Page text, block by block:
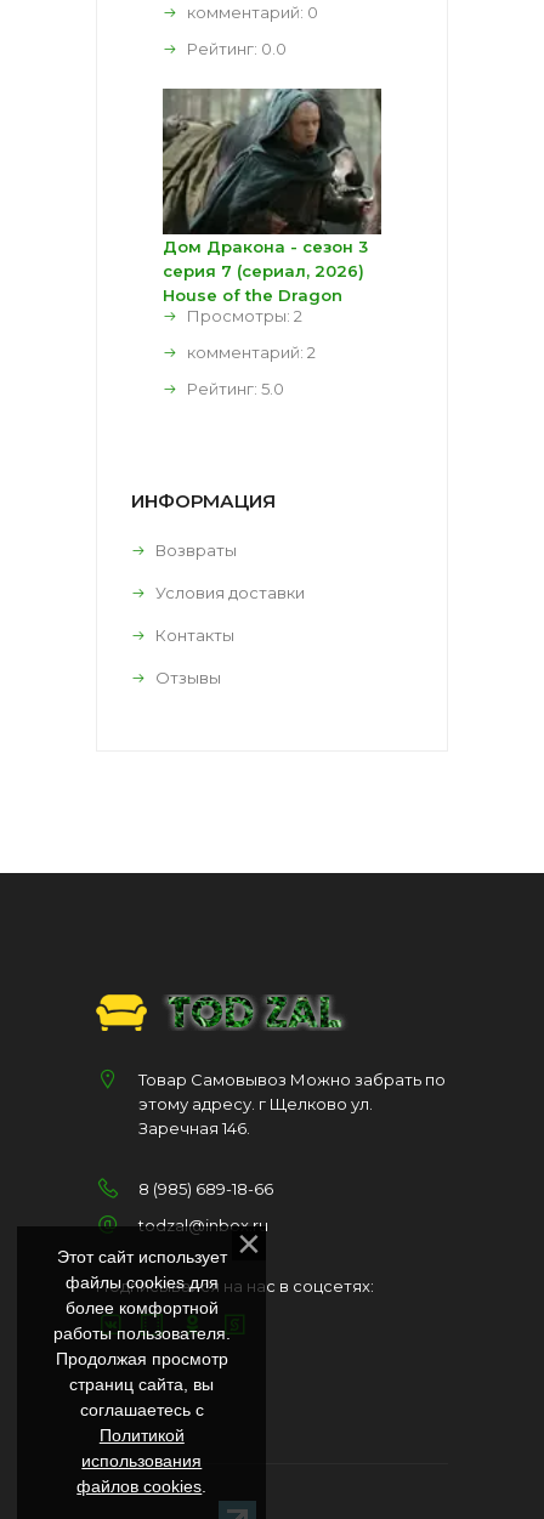
комментарий: 0
Рейтинг: 0.0
Дом Дракона - сезон 3
серия 7 (сериал, 2026)
House of the Dragon
Просмотры: 2
комментарий: 2
Рейтинг: 5.0
ИНФОРМАЦИЯ
Возвраты
Условия доставки
Контакты
Отзывы
Товар Самовывоз Можно забрать по
этому адресу. г Щелково ул.
Заречная 146.
8 (985) 689-18-66
todzal@inbox.ru
Подписывайся на нас в соцсетях:
Этот сайт использует
файлы cookies для
более комфортной
работы пользователя.
Продолжая просмотр
страниц сайта, вы
соглашаетесь с
Политикой
использования
файлов cookies